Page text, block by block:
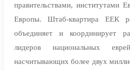
правительствами, институтами
Европы. Штаб-квартира ЕЕК
объединяет и координирует
лидеров национальных
насчитывающих более двух